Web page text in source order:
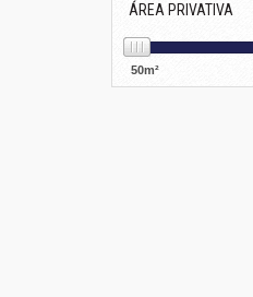
ÁREA PRIVATIVA
50m²